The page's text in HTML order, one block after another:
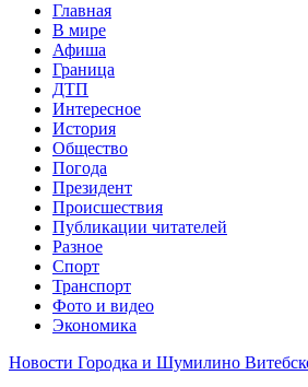
Главная
В мире
Афиша
Граница
ДТП
Интересное
История
Общество
Погода
Президент
Происшествия
Публикации читателей
Разное
Спорт
Транспорт
Фото и видео
Экономика
Новости Городка и Шумилино